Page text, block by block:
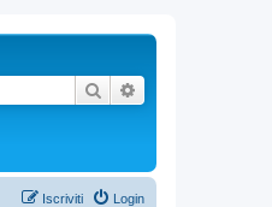
Cerca
Login
Iscriviti